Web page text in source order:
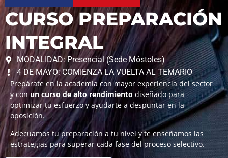
CURSO PREPARACIÓN
INTEGRAL
MODALIDAD: Presencial (Sede Móstoles)
4 DE MAYO: COMIENZA LA VUELTA AL TEMARIO
Prepárate en la academia con mayor experiencia del sector
y conun curso de alto rendimiento diseñado para
optimizar tu esfuerzo y ayudarte a despuntar en la
oposición.
Adecuamos tu preparación a tu nivel y te enseñamos las
estrategias para superar cada fase del proceso selectivo.